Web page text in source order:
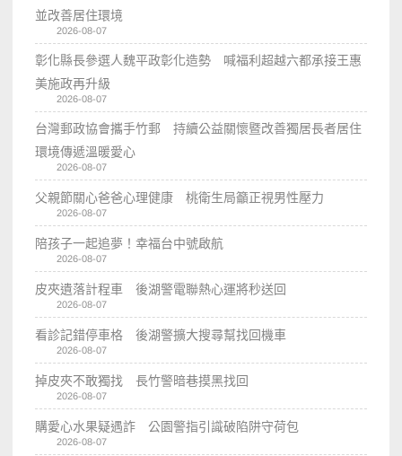
並改善居住環境
2026-08-07
彰化縣長參選人魏平政彰化造勢 喊福利超越六都承接王惠
美施政再升級
2026-08-07
台灣郵政協會攜手竹郵 持續公益關懷暨改善獨居長者居住
環境傳遞溫暖愛心
2026-08-07
父親節關心爸爸心理健康 桃衛生局籲正視男性壓力
2026-08-07
陪孩子一起追夢！幸福台中號啟航
2026-08-07
皮夾遺落計程車 後湖警電聯熱心運將秒送回
2026-08-07
看診記錯停車格 後湖警擴大搜尋幫找回機車
2026-08-07
掉皮夾不敢獨找 長竹警暗巷摸黑找回
2026-08-07
購愛心水果疑遇詐 公園警指引識破陷阱守荷包
2026-08-07